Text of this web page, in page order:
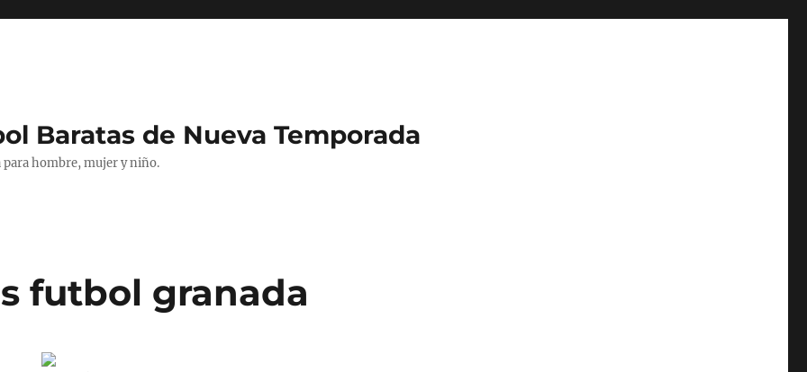
Baratas de Nueva Temporada
para hombre, mujer y niño.
futbol granada